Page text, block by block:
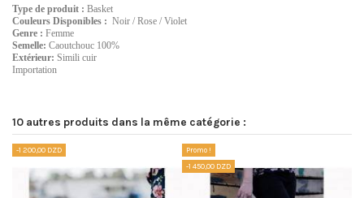
Type de produit : Basket
Couleurs Disponibles : Noir / Rose / Violet
Genre : Femme
Semelle: Caoutchouc 100%
Extérieur: Simili cuir
Importation
10 autres produits dans la même catégorie :
-1 200,00 DZD
Promo !
-1 450,00 DZD